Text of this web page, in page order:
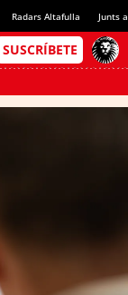
Radars Altafulla Junts